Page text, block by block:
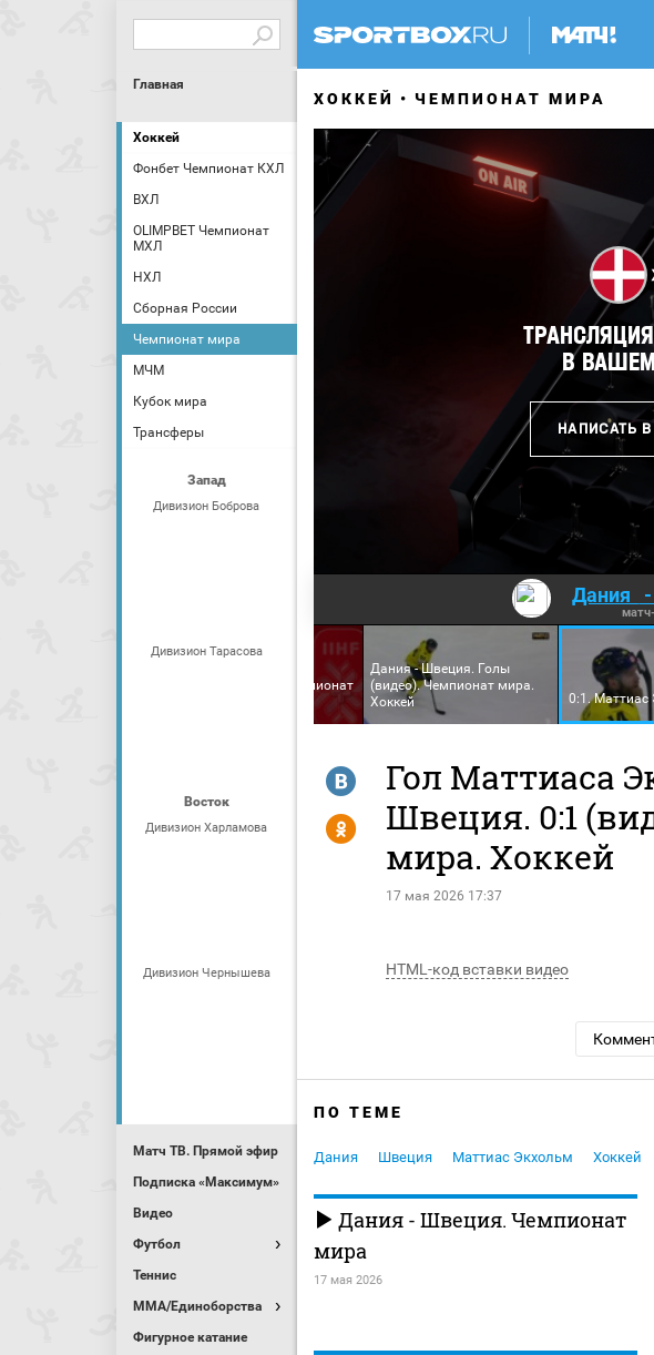
Главная
Хоккей
Фонбет Чемпионат КХЛ
ВХЛ
OLIMPBET Чемпионат
МХЛ
НХЛ
Сборная России
Чемпионат мира
МЧМ
Кубок мира
Трансферы
Запад
Дивизион Боброва
Дивизион Тарасова
Восток
Дивизион Харламова
Дивизион Чернышева
Матч ТВ. Прямой эфир
Подписка «Максимум»
Видео
Футбол
Теннис
MMA/Единоборства
Фигурное катание
ХОККЕЙ ЧЕМПИОНАТ МИРА
Дания -
Дания - Швеция. Чемпионат
Дания - Швеция. Голы
(видео). Чемпионат мира.
Хоккей
0:1. Маттиас
Гол Маттиаса
Швеция. 0:1
мира. Хоккей
17 мая 2026 17:37
R
Y
HTML-код вставки видео
ПО ТЕМЕ
Дания Швеция Маттиас Экхольм Хоккей
Дания - Швеция. Чемпионат
мира
17 мая 2026